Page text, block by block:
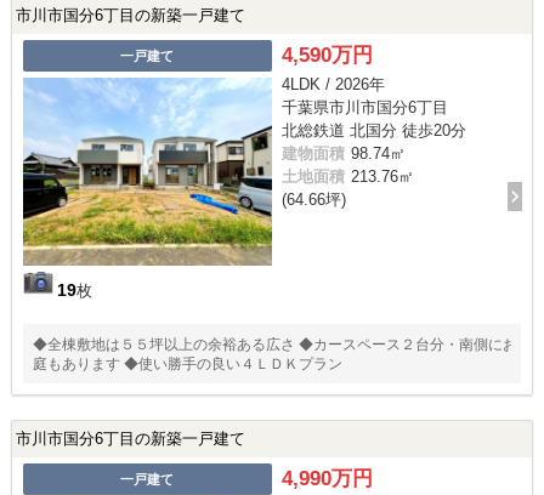
市川市国分6丁目の新築一戸建て
一戸建て
19枚
4,590万円
4LDK / 2026年
千葉県市川市国分6丁目
北総鉄道 北国分 徒歩20分
建物面積 98.74㎡
土地面積 213.76㎡
(64.66坪)
◆全棟敷地は５５坪以上の余裕ある広さ ◆カースペース２台分・南側にお
庭もあります ◆使い勝手の良い４ＬＤＫプラン
市川市国分6丁目の新築一戸建て
一戸建て 4,990万円